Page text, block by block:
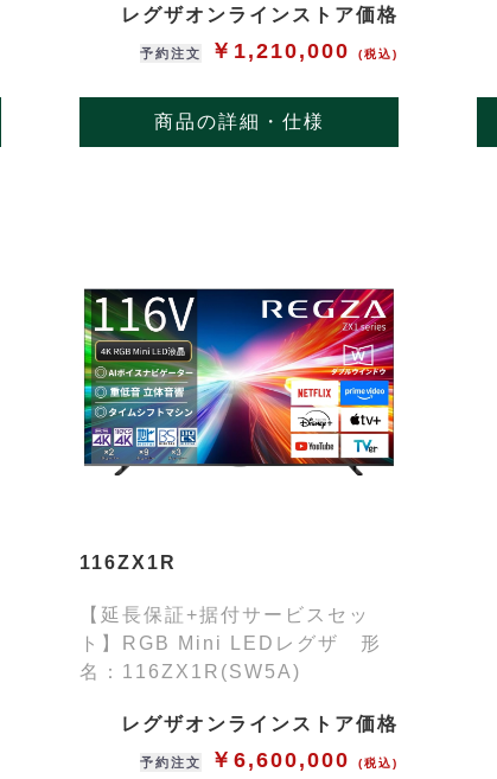
レグザオンラインストア価格
予約注文 ￥1,210,000(税込)
商品の詳細・仕様
116ZX1R
【延長保証+据付サービスセッ
ト】RGB Mini LEDレグザ 形
名：116ZX1R(SW5A)
レグザオンラインストア価格
予約注文 ￥6,600,000(税込)